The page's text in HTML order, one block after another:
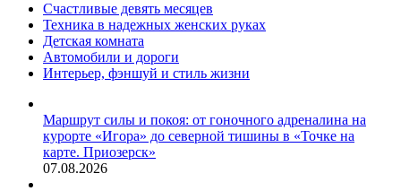
Счастливые девять месяцев
Техника в надежных женских руках
Детская комната
Автомобили и дороги
Интерьер, фэншуй и стиль жизни
Маршрут силы и покоя: от гоночного адреналина на
курорте «Игора» до северной тишины в «Точке на
карте. Приозерск»
07.08.2026